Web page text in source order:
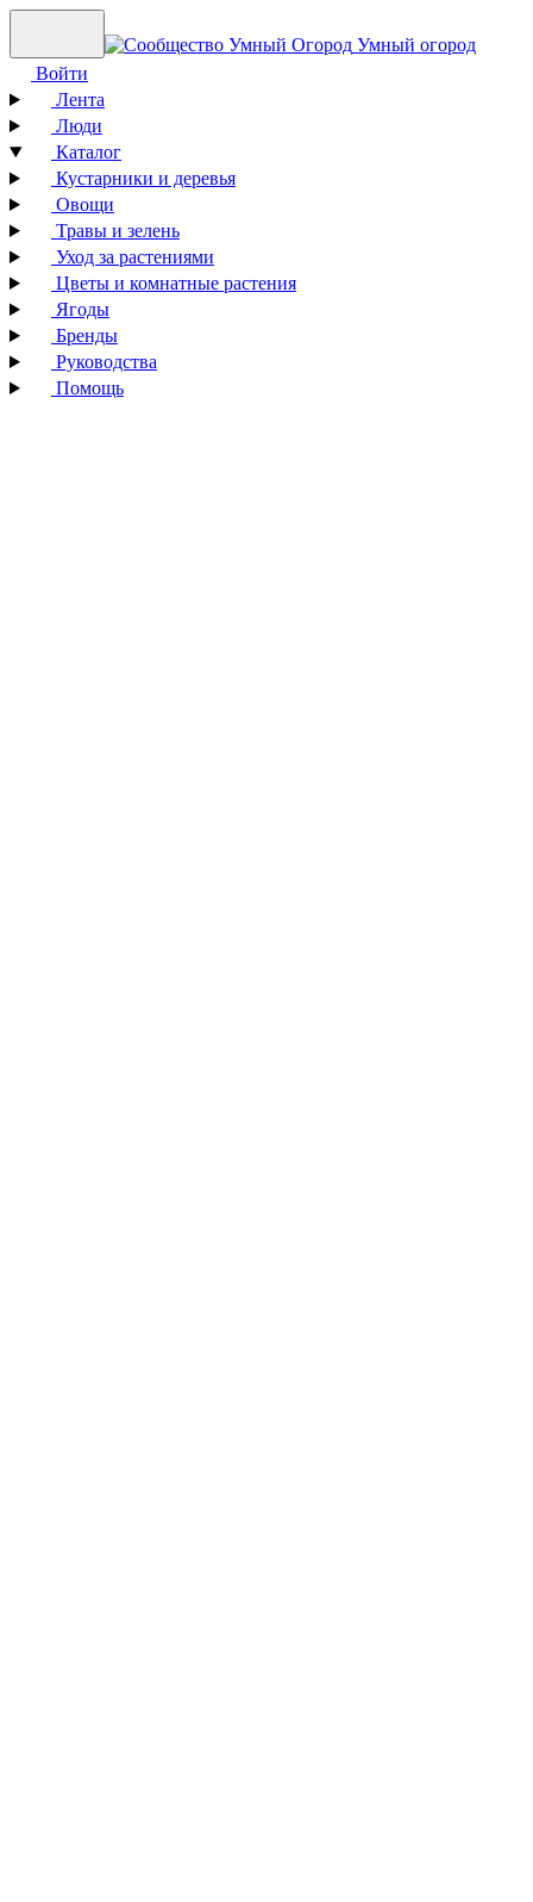
Умный огород
Войти
Лента
Люди
Каталог
Кустарники и деревья
Овощи
Травы и зелень
Уход за растениями
Цветы и комнатные растения
Ягоды
Бренды
Руководства
Помощь